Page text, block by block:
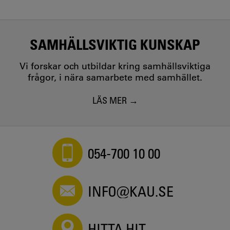
SAMHÄLLSVIKTIG KUNSKAP
Vi forskar och utbildar kring samhällsviktiga
frågor, i nära samarbete med samhället.
LÄS MER
054-700 10 00
INFO@KAU.SE